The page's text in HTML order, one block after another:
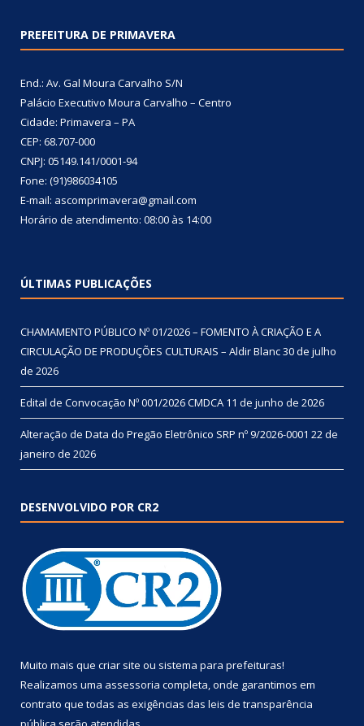
PREFEITURA DE PRIMAVERA
End.: Av. Gal Moura Carvalho S/N
Palácio Executivo Moura Carvalho – Centro
Cidade: Primavera – PA
CEP: 68.707-000
CNPJ: 05149.141/0001-94
Fone: (91)986034105
E-mail: ascomprimavera@gmail.com
Horário de atendimento: 08:00 às 14:00
ÚLTIMAS PUBLICAÇÕES
CHAMAMENTO PÚBLICO Nº 01/2026 – FOMENTO À CRIAÇÃO E A
CIRCULAÇÃO DE PRODUÇÕES CULTURAIS – Aldir Blanc30 de julho
de 2026
Edital de Convocação Nº 001/2026 CMDCA 11 de junho de 2026
Alteração de Data do Pregão Eletrônico SRP nº 9/2026-0001 22 de
janeiro de 2026
DESENVOLVIDO POR CR2
Muito mais que criar site ou sistema para prefeituras!
Realizamos uma assessoria completa, onde garantimos em
contrato que todas as exigências das leis de transparência